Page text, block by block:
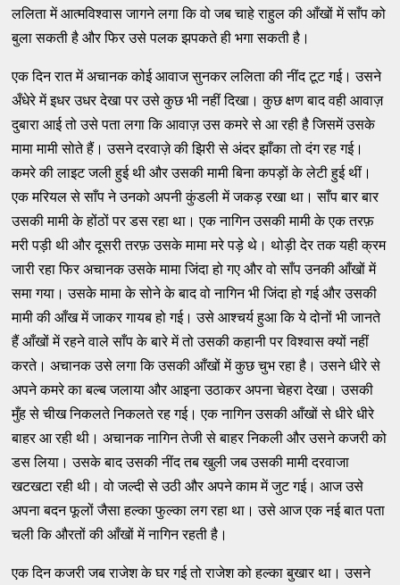
ललिता में आत्मविश्वास जागने लगा कि वो जब चाहे राहुल की आँखों में साँप को
बुला सकती है और फिर उसे पलक झपकते ही भगा सकती है।
एक दिन रात में अचानक कोई आवाज सुनकर ललिता की नींद टूट गई। उसने
अँधेरे में इधर उधर देखा पर उसे कुछ भी नहीं दिखा। कुछ क्षण बाद वही आवाज़
दुबारा आई तो उसे पता लगा कि आवाज़ उस कमरे से आ रही है जिसमें उसके
मामा मामी सोते हैं। उसने दरवाज़े की झिरी से अंदर झाँका तो दंग रह गई।
कमरे की लाइट जली हुई थी और उसकी मामी बिना कपड़ों के लेटी हुई थीं।
एक मरियल से साँप ने उनको अपनी कुंडली में जकड़ रखा था। साँप बार बार
उसकी मामी के होंठों पर डस रहा था। एक नागिन उसकी मामी के एक तरफ़
मरी पड़ी थी और दूसरी तरफ़ उसके मामा मरे पड़े थे। थोड़ी देर तक यही क्रम
जारी रहा फिर अचानक उसके मामा जिंदा हो गए और वो साँप उनकी आँखों में
समा गया। उसके मामा के सोने के बाद वो नागिन भी जिंदा हो गई और उसकी
मामी की आँख में जाकर गायब हो गई। उसे आश्चर्य हुआ कि ये दोनों भी जानते
हैं आँखों में रहने वाले साँप के बारे में तो उसकी कहानी पर विश्वास क्यों नहीं
करते। अचानक उसे लगा कि उसकी आँखों में कुछ चुभ रहा है। उसने धीरे से
अपने कमरे का बल्ब जलाया और आइना उठाकर अपना चेहरा देखा। उसकी
मुँह से चीख निकलते निकलते रह गई। एक नागिन उसकी आँखों से धीरे धीरे
बाहर आ रही थी। अचानक नागिन तेजी से बाहर निकली और उसने कजरी को
डस लिया। उसके बाद उसकी नींद तब खुली जब उसकी मामी दरवाजा
खटखटा रही थी। वो जल्दी से उठी और अपने काम में जुट गई। आज उसे
अपना बदन फूलों जैसा हल्का फुल्का लग रहा था। उसे आज एक नई बात पता
चली कि औरतों की आँखों में नागिन रहती है।
एक दिन कजरी जब राजेश के घर गई तो राजेश को हल्का बुखार था। उसने